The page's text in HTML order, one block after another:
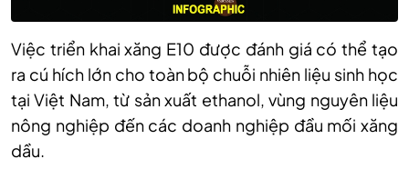
Việc triển khai xăng E10 được đánh giá có thể tạo
ra cú hích lớn cho toàn bộ chuỗi nhiên liệu sinh học
tại Việt Nam, từ sản xuất ethanol, vùng nguyên liệu
nông nghiệp đến các doanh nghiệp đầu mối xăng
dầu.